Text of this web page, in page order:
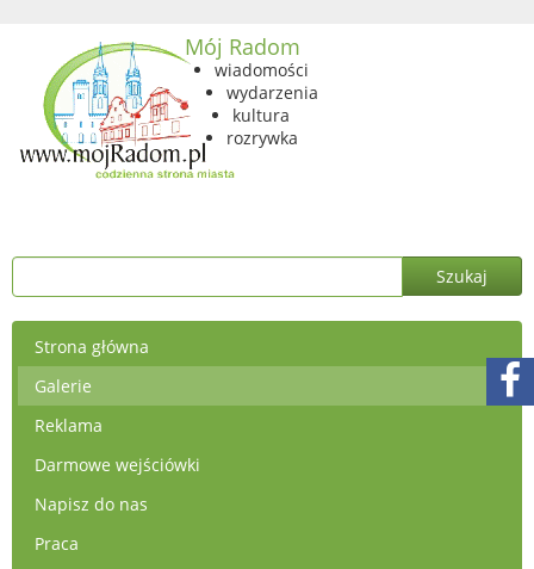
Mój Radom
wiadomości
wydarzenia
kultura
rozrywka
Strona główna
Galerie
Reklama
Darmowe wejściówki
Napisz do nas
Praca